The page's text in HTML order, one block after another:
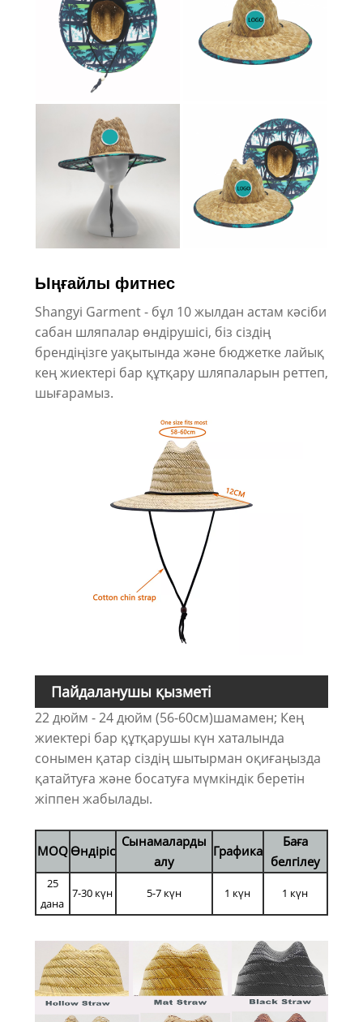
Ыңғайлы фитнес
Shangyi Garment - бұл 10 жылдан астам кәсіби
сабан шляпалар өндірушісі, біз сіздің
брендіңізге уақытында және бюджетке лайық
кең жиектері бар құтқару шляпаларын реттеп,
шығарамыз.
Пайдаланушы қызметі
22 дюйм - 24 дюйм (56-60см)шамамен; Кең
жиектері бар құтқарушы күн хаталында
сонымен қатар сіздің шытырман оқиғаңызда
қатайтуға және босатуға мүмкіндік беретін
жіппен жабылады.
MOQ Өндіріс
Сынамаларды
алу
Графика
Баға
белгілеу
25
дана
7-30 күн 5-7 күн 1 күн 1 күн